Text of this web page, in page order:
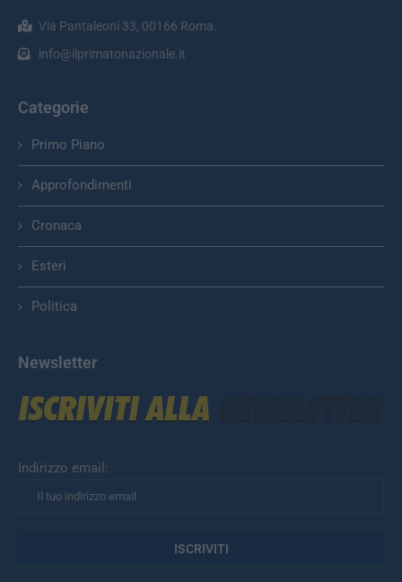
Via Pantaleoni 33, 00166 Roma.
info@ilprimatonazionale.it
Categorie
Primo Piano
Approfondimenti
Cronaca
Esteri
Politica
Newsletter
Indirizzo email: